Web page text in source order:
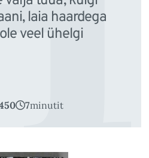
laia haardega
veel ühelgi
7minutit